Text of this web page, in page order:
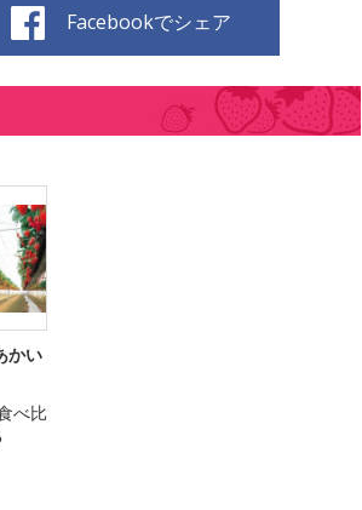
Facebookでシェア
かい
べ比